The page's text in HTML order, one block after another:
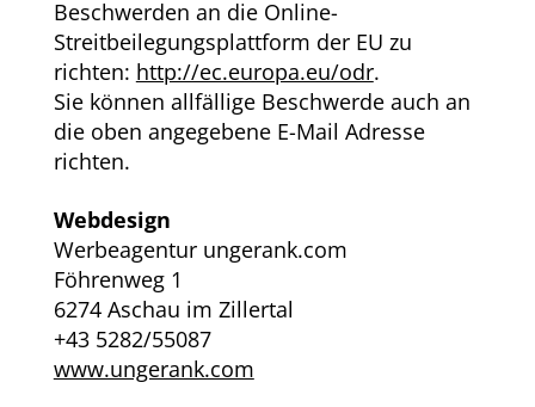
Beschwerden an die Online-
Streitbeilegungsplattform der EU zu
richten: http://ec.europa.eu/odr.
Sie können allfällige Beschwerde auch an
die oben angegebene E-Mail Adresse
richten.
Webdesign
Werbeagentur ungerank.com
Föhrenweg 1
6274 Aschau im Zillertal
+43 5282/55087
www.ungerank.com